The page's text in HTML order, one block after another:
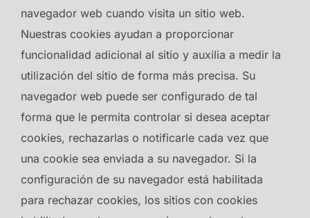
navegador web cuando visita un sitio web.
Nuestras cookies ayudan a proporcionar
funcionalidad adicional al sitio y auxilia a medir la
utilización del sitio de forma más precisa. Su
navegador web puede ser configurado de tal
forma que le permita controlar si desea aceptar
cookies, rechazarlas o notificarle cada vez que
una cookie sea enviada a su navegador. Si la
configuración de su navegador está habilitada
para rechazar cookies, los sitios con cookies